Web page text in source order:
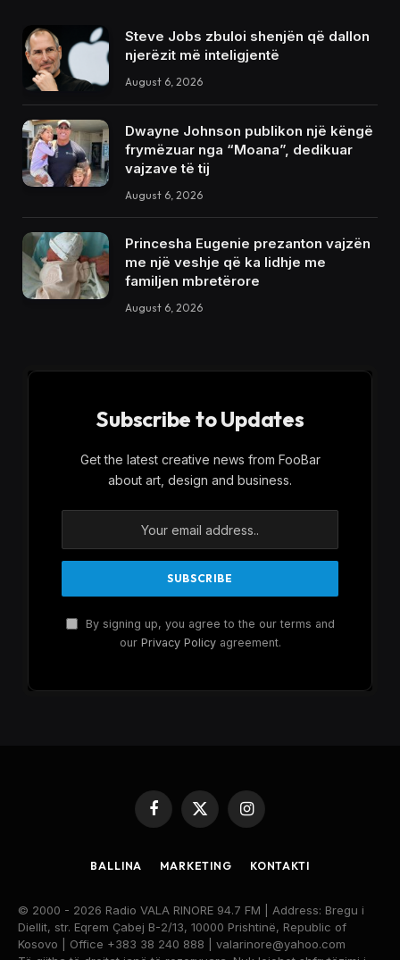
Steve Jobs zbuloi shenjën që dallon
njerëzit më inteligjentë
August 6, 2026
Dwayne Johnson publikon një këngë
frymëzuar nga “Moana”, dedikuar
vajzave të tij
August 6, 2026
Princesha Eugenie prezanton vajzën
me një veshje që ka lidhje me
familjen mbretërore
August 6, 2026
Subscribe to Updates
Get the latest creative news from FooBar
about art, design and business.
By signing up, you agree to the our terms and
our Privacy Policyagreement.
Facebook
X
Instagram
BALLINA MARKETING KONTAKTI
© 2000 - 2026 Radio VALA RINORE 94.7 FM | Address: Bregu i
Diellit, str. Eqrem Çabej B-2/13, 10000 Prishtinë, Republic of
Kosovo | Office +383 38 240 888 | valarinore@yahoo.com